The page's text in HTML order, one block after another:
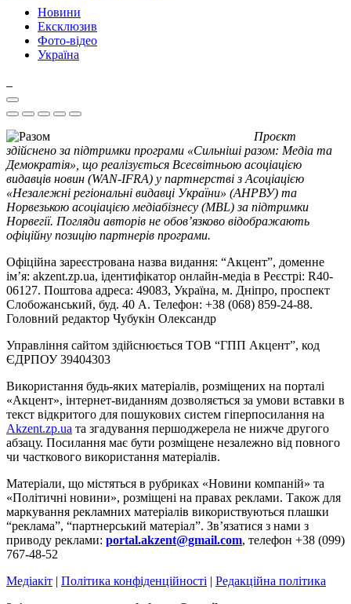
Новини
Ексклюзив
Фото-відео
Україна
Проєкт
здійснено за підтримки програми «Сильніші разом: Медіа та
Демократія», що реалізується Всесвітньою асоціацією
видавців новин (WAN-IFRA) у партнерстві з Асоціацією
«Незалежні регіональні видавці України» (АНРВУ) та
Норвезькою асоціацією медіабізнесу (MBL) за підтримки
Норвегії. Погляди авторів не обов’язково відображають
офіційну позицію партнерів програми.
Офіційна зареєстрована назва видання: “Акцент”, доменне
ім’я: akzent.zp.ua, ідентифікатор онлайн-медіа в Реєстрі: R40-
06127. Поштова адреса: 49083, Україна, м. Дніпро, проспект
Слобожанський, буд. 40 А. Телефон: +38 (068) 859-24-88.
Головний редактор Чубукін Олександр
Управління сайтом здійснюється ТОВ “ГПП Акцент”, код
ЄДРПОУ 39404303
Використання будь-яких матеріалів, розміщених на порталі
«Акцент», інтернет-виданням дозволяється за умови вставки в
текст відкритого для пошукових систем гіперпосилання на
Akzent.zp.ua та згадування першоджерела не нижче другого
абзацу. Посилання має бути розміщене незалежно від повного
чи часткового використання матеріалів.
Матеріали, що містяться в рубриках «Новини компаній» та
«Політичні новини», розміщені на правах реклами. Також для
маркування рекламних матеріалів використвуються плашки
“реклама”, “партнерський матеріал”. Зв’язатися з нами з
приводу реклами: portal.akzent@gmail.com, телефон +38 (099)
767-48-52
Медіакіт | Політика конфіденційності | Редакційна політика